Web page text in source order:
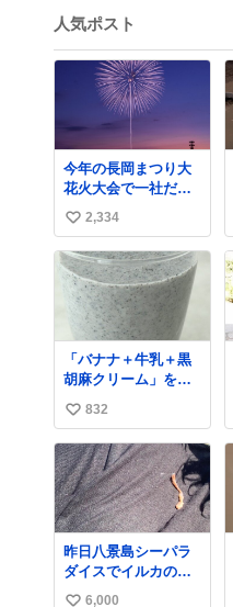
人気ポスト
今年の長岡まつり大
花火大会で一社だけ
スポンサー名をアナ
ウンスされずに花火
打ち揚げされた企業
が有った。 企業名か
ら今更ながらその理
由が解った😢
い
い
ね
数
2,334
「バナナ＋牛乳＋黒
胡麻クリーム」をミ
キサーにかけるだけ
で、濃厚な黒胡麻ス
ムージーができま
す！ バナナの甘みと
黒胡麻の香ばしさは
相性◎なので、ぜひ
試してみてください
👌✨ #バナナの日
い
い
ね
数
832
昨日八景島シーパラ
ダイスでイルカのス
プラッシュを浴びた
6,000